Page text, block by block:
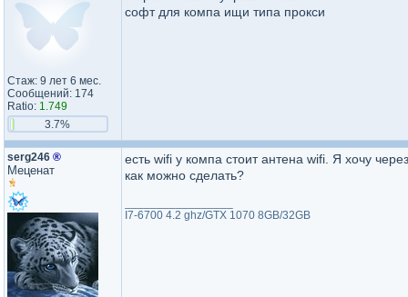
Стаж: 9 лет 6 мес.
Сообщений: 174
Ratio: 1.749
3.7%
софт для компа ищи типа прокси
serg246 ®
Меценат
есть wifi у компа стоит антена wifi. Я хочу
как можно сделать?
I7-6700 4.2 ghz/GTX 1070 8GB/32GB